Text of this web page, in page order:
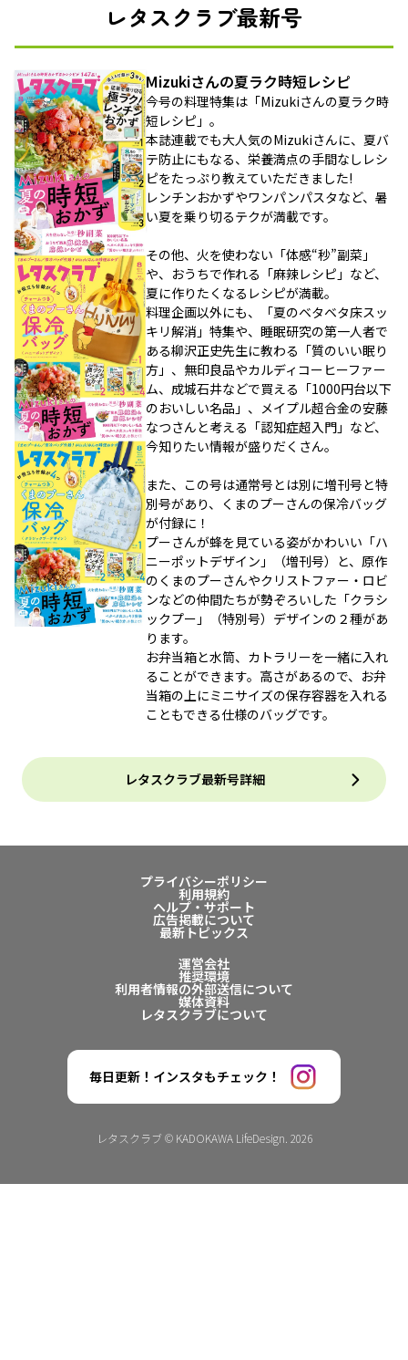
レタスクラブ最新号
Mizukiさんの夏ラク時短レシピ
今号の料理特集は「Mizukiさんの夏ラク時
短レシピ」。
本誌連載でも大人気のMizukiさんに、夏バ
テ防止にもなる、栄養満点の手間なしレシ
ピをたっぷり教えていただきました!
レンチンおかずやワンパンパスタなど、暑
い夏を乗り切るテクが満載です。
その他、火を使わない「体感“秒”副菜」
や、おうちで作れる「麻辣レシピ」など、
夏に作りたくなるレシピが満載。
料理企画以外にも、「夏のベタベタ床スッ
キリ解消」特集や、睡眠研究の第一人者で
ある柳沢正史先生に教わる「質のいい眠り
方」、無印良品やカルディコーヒーファー
ム、成城石井などで買える「1000円台以下
のおいしい名品」、メイプル超合金の安藤
なつさんと考える「認知症超入門」など、
今知りたい情報が盛りだくさん。
また、この号は通常号とは別に増刊号と特
別号があり、くまのプーさんの保冷バッグ
が付録に！
プーさんが蜂を見ている姿がかわいい「ハ
ニーポットデザイン」（増刊号）と、原作
のくまのプーさんやクリストファー・ロビ
ンなどの仲間たちが勢ぞろいした「クラシ
ックプー」（特別号）デザインの２種があ
ります。
お弁当箱と水筒、カトラリーを一緒に入れ
ることができます。高さがあるので、お弁
当箱の上にミニサイズの保存容器を入れる
こともできる仕様のバッグです。
レタスクラブ最新号詳細
プライバシーポリシー
利用規約
ヘルプ・サポート
広告掲載について
最新トピックス
運営会社
推奨環境
利用者情報の外部送信について
媒体資料
レタスクラブについて
毎日更新！インスタもチェック！
レタスクラブ © KADOKAWA LifeDesign. 2026